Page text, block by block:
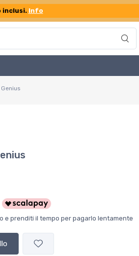
inclusi. Info
e prenditi il tempo per pagarlo lentamente